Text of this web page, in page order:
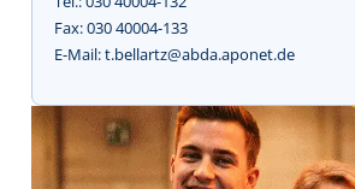
Fax: 030 40004-133
E-Mail: t.bellartz@abda.aponet.de